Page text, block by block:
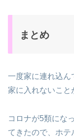
まとめ
一度家に連れ込ん
家に入れないこと
コロナが5類にな
てきたので、ホテ